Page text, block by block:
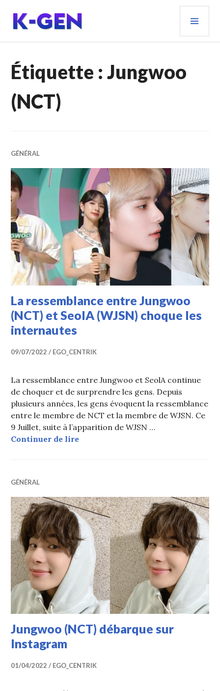
contenu
principal
K-GEN
Étiquette :Jungwoo
(NCT)
GÉNÉRAL
La ressemblance entre Jungwoo
(NCT) et SeolA (WJSN) choque les
internautes
09/07/2022 EGO_CENTRIK
La ressemblance entre Jungwoo et SeolA continue
de choquer et de surprendre les gens. Depuis
plusieurs années, les gens évoquent la ressemblance
entre le membre de NCT et la membre de WJSN. Ce
9 Juillet, suite à l’apparition de WJSN …
Continuer de lireLa ressemblance entre Jungwoo
GÉNÉRAL
Jungwoo (NCT) débarque sur
Instagram
01/04/2022 EGO_CENTRIK